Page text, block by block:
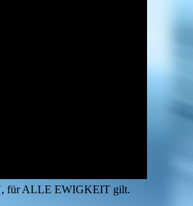
für ALLE EWIGKEIT gilt.